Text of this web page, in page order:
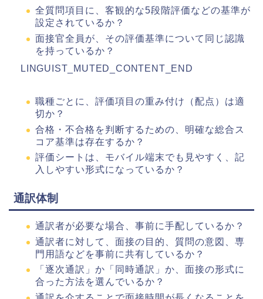
全質問項目に、客観的な5段階評価などの基準が
設定されているか？
面接官全員が、その評価基準について同じ認識
を持っているか？
LINGUIST_MUTED_CONTENT_END
職種ごとに、評価項目の重み付け（配点）は適
切か？
合格・不合格を判断するための、明確な総合ス
コア基準は存在するか？
評価シートは、モバイル端末でも見やすく、記
入しやすい形式になっているか？
通訳体制
通訳者が必要な場合、事前に手配しているか？
通訳者に対して、面接の目的、質問の意図、専
門用語などを事前に共有しているか？
「逐次通訳」か「同時通訳」か、面接の形式に
合った方法を選んでいるか？